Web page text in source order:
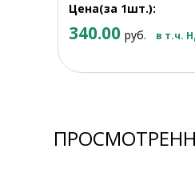
Цена(за 1шт.):
340.00 руб. в т.ч.